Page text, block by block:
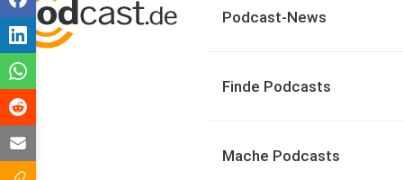
Podcast-News
Finde Podcasts
Mache Podcasts